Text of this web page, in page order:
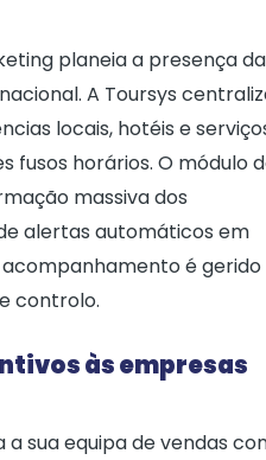
planeia a presença da
A Toursys
locais, hotéis e
horários. O módulo
massiva dos
alertas automáticos em
é gerido
controlo.
às empresas
sua equipa de vendas